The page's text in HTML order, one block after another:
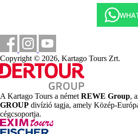
A Baleár-szigeteken a szálloda
tartózkodási illetéket kell fizetni. Az
tartalmazza, és az ügyfélnek
kell megfizetnie. A felsorolt
terjedelmét és minőségét
járványellenes intézkedések
Távolságok
30 m
Távolság a tengerparttól
48 km
Távolság a legközelebbi repülőtértől
Copyright © 2026, Kartago Tours Zrt.
A Kartago Tours a német REWE Group,
GROUP divízió tagja, amely Közép-
cégcsoportja.